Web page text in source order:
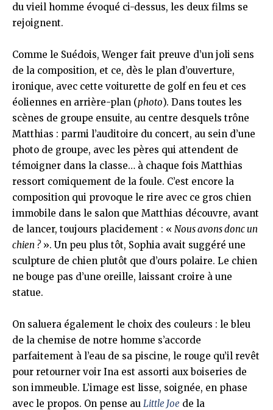
du vieil homme évoqué ci-dessus, les deux films se
rejoignent.
Comme le Suédois, Wenger fait preuve d’un joli sens
de la composition, et ce, dès le plan d’ouverture,
ironique, avec cette voiturette de golf en feu et ces
éoliennes en arrière-plan (photo). Dans toutes les
scènes de groupe ensuite, au centre desquels trône
Matthias : parmi l’auditoire du concert, au sein d’une
photo de groupe, avec les pères qui attendent de
témoigner dans la classe… à chaque fois Matthias
ressort comiquement de la foule. C’est encore la
composition qui provoque le rire avec ce gros chien
immobile dans le salon que Matthias découvre, avant
de lancer, toujours placidement : « Nous avons donc un
chien ?». Un peu plus tôt, Sophia avait suggéré une
sculpture de chien plutôt que d’ours polaire. Le chien
ne bouge pas d’une oreille, laissant croire à une
statue.
On saluera également le choix des couleurs : le bleu
de la chemise de notre homme s’accorde
parfaitement à l’eau de sa piscine, le rouge qu’il revêt
pour retourner voir Ina est assorti aux boiseries de
son immeuble. L’image est lisse, soignée, en phase
avec le propos. On pense au Little Joe de la